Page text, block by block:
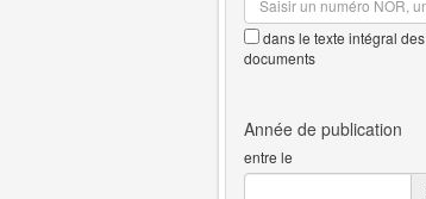
dans le texte intégral des
documents
entre le